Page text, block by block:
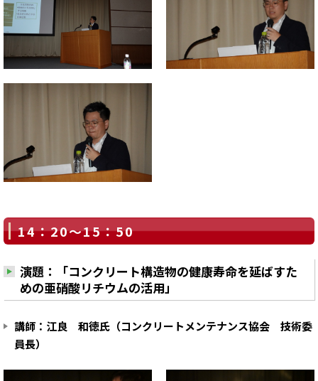
14：20～15：50
演題：「コンクリート構造物の健康寿命を延ばすた
めの亜硝酸リチウムの活用」
講師：江良 和徳氏（コンクリートメンテナンス協会 技術委
員長）